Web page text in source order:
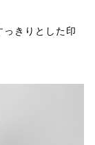
っきりとした印